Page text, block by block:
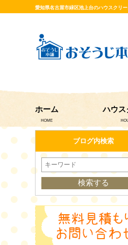
愛知県名古屋市緑区池上台のハウスクリ
ホーム
HOME
ハウス
ブログ内検索